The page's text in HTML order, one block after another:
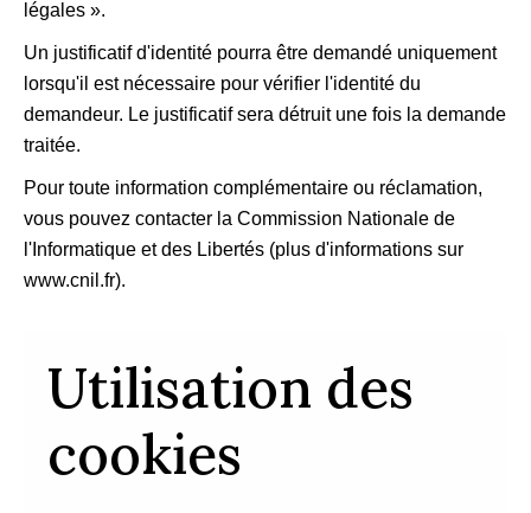
légales ».
Un justificatif d'identité pourra être demandé uniquement
lorsqu'il est nécessaire pour vérifier l'identité du
demandeur. Le justificatif sera détruit une fois la demande
traitée.
Pour toute information complémentaire ou réclamation,
vous pouvez contacter la Commission Nationale de
l'Informatique et des Libertés (plus d'informations sur
www.cnil.fr).
Utilisation des
cookies